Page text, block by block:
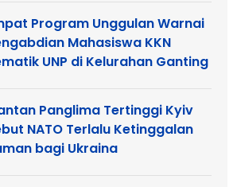
Program Unggulan Warnai
Mahasiswa KKN
UNP di Kelurahan Ganting
Panglima Tertinggi Kyiv
NATO Terlalu Ketinggalan
bagi Ukraina